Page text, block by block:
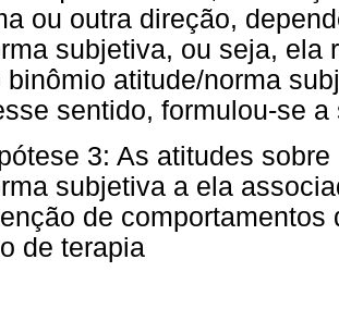
ou outra direção,
subjetiva, ou seja, ela
binômio atitude/norma
sentido, formulou-se
3: As atitudes
subjetiva a ela
de
de terapia